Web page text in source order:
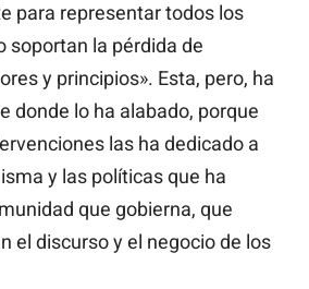
para representar todos los
soportan la pérdida de
y principios». Esta, pero, ha
donde lo ha alabado, porque
las ha dedicado a
y las políticas que ha
que gobierna, que
el discurso y el negocio de los